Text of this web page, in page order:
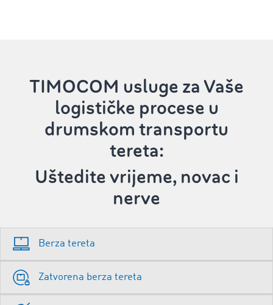
TIMOCOM usluge‌ za Vaše
logističke procese u
drumskom transportu
tereta:
‌Uštedite vrijeme, novac i
nerve
Berza tereta
Zatvorena berza tereta